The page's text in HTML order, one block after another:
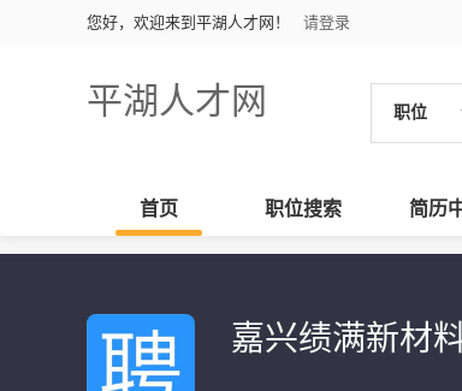
您好，欢迎来到平湖人才网！ 请登录
平湖人才网 职位
首页 职位搜索 简历
嘉兴绩满新材